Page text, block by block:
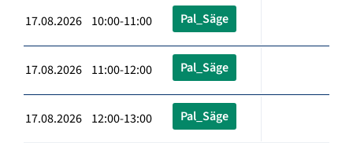
17.08.2026 10:00-11:00 Pal_Säge
17.08.2026 11:00-12:00 Pal_Säge
17.08.2026 12:00-13:00 Pal_Säge